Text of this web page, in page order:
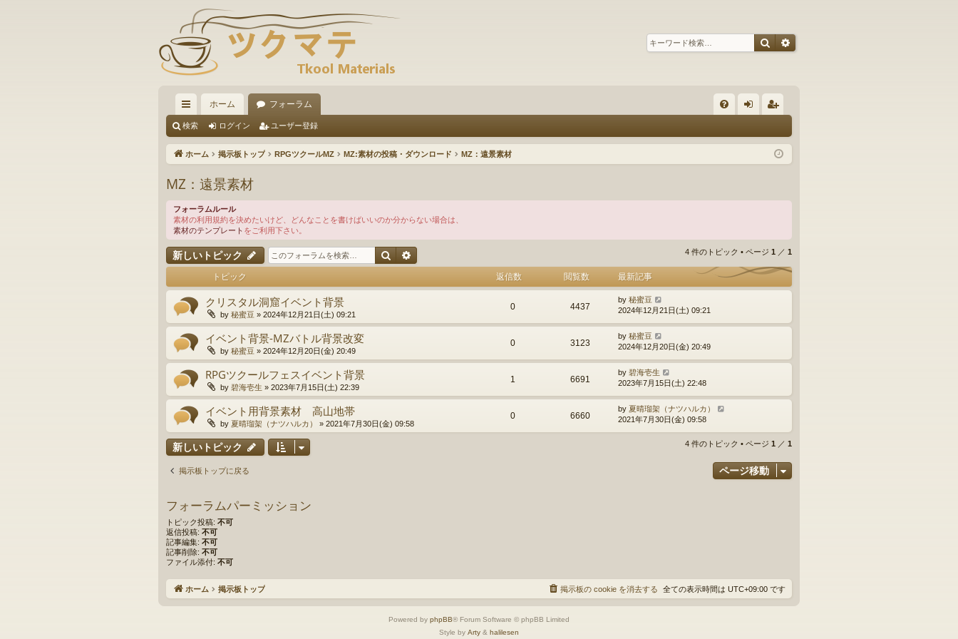
検索 詳細検索
イ
ッ
リ
ン
ク
ホーム フォーラム
Q イ ザ
検索 ログイン ユーザー登録
ホーム 掲示板トップ RPGツクールMZ MZ:素材の投稿・ダウンロード MZ：遠景素材
MZ：遠景素材
フォーラムルール
素材の利用規約を決めたいけど、どんなことを書けばいいのか分からない場合は、
素材のテンプレート をご利用下さい。
新しいトピック 検索 4 件のトピック • ページ 1 ／ 1
トピック 返信数 閲覧数 最新記事
クリスタル洞窟イベント背景
by 秘蜜豆 » 2024年12月21日(土) 09:21
0 4437
by 秘蜜豆
2024年12月21日(土) 09:21
イベント背景-MZバトル背景改変
by 秘蜜豆 » 2024年12月20日(金) 20:49
0 3123
by 秘蜜豆
2024年12月20日(金) 20:49
RPGツクールフェスイベント背景
by 碧海壱生 » 2023年7月15日(土) 22:39
1 6691
by 碧海壱生
2023年7月15日(土) 22:48
イベント用背景素材 高山地帯
by 夏晴瑠架（ナツハルカ） » 2021年7月30日(金) 09:58
0 6660
by 夏晴瑠架（ナツハルカ）
2021年7月30日(金) 09:58
新しいトピック 4 件のトピック • ページ 1 ／ 1
掲示板トップに戻る ページ移動
フォーラムパーミッション
トピック投稿: 不可
返信投稿: 不可
記事編集: 不可
記事削除: 不可
ファイル添付: 不可
ホーム 掲示板トップ 全ての表示時間は UTC+09:00 です
掲示板の cookie を消去する
Powered by phpBB® Forum Software © phpBB Limited
Style by Arty & halilesen